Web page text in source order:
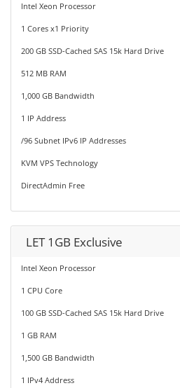
Intel Xeon Processor
1 Cores x1 Priority
200 GB SSD-Cached SAS 15k Hard Drive
512 MB RAM
1,000 GB Bandwidth
1 IP Address
/96 Subnet IPv6 IP Addresses
KVM VPS Technology
DirectAdmin Free
LET 1GB Exclusive
Intel Xeon Processor
1 CPU Core
100 GB SSD-Cached SAS 15k Hard Drive
1 GB RAM
1,500 GB Bandwidth
1 IPv4 Address